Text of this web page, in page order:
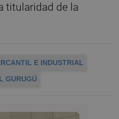
titularidad de la
E INDUSTRIAL
GURUGÚ